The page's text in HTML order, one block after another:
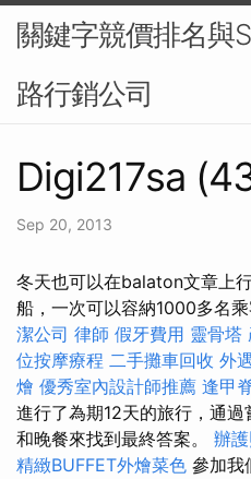
關鍵字競價排名與
路行銷公司
Digi217sa
Sep 20, 2013
冬天也可以在balaton文章上
船，一次可以容納1000多名乘
潔公司 律師 假牙費用 靈骨塔
位按摩療程 二手攤車回收 外
燴 優秀室內設計師推薦 逢甲
進行了為期12天的旅行，通
和晚餐來找到最終答案。 辦
精緻BUFFET外燴菜色 參加我